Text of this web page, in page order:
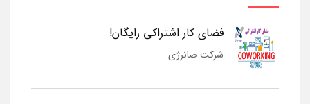
فضای کار اشتراکی رایگان!
شرکت صانرژی